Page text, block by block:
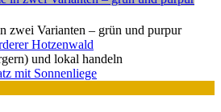
zwei Varianten – grün und purpur
Hotzenwald
und lokal handeln
mit Sonnenliege